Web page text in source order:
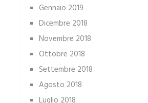
Gennaio 2019
Dicembre 2018
Novembre 2018
Ottobre 2018
Settembre 2018
Agosto 2018